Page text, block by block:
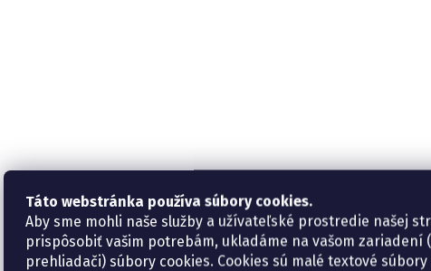
Táto webstránka používa súbory cookies.
Aby sme mohli naše služby a užívateľské prostredie našej
prispôsobiť vašim potrebám, ukladáme na vašom zariadení
prehliadači) súbory cookies. Cookies sú malé textové